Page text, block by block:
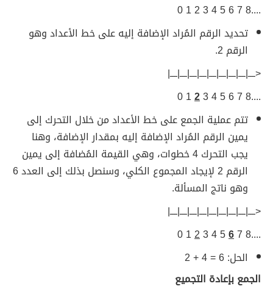
....8 7 6 5 4 3 2 1 0
تحديد الرقم المُراد الإضافة إليه على خط الأعداد وهو
الرقم 2.
<ــــ|ــــ|ــــ|ــــ|ــــ|ــــ|ــــ|ــــ|ــــ|
....8 7 6 5 4 3
2
تتم عملية الجمع على خط الأعداد من خلال التحرك إلى
يمين الرقم المُراد الإضافة إليه بمقدار الإضافة، وهنا
يجب التحرك 4 خطوات، وهي القيمة المُضافة إلى يمين
الرقم 2 لإيجاد المجموع الكلي، وسنصل بذلك إلى العدد 6
وهو ناتج المسألة.
<ــــ|ــــ|ــــ|ــــ|ــــ|ــــ|ــــ|ــــ|ــــ|
....8 7
6
2
الحل: 6 = 4 + 2
الجمع بإعادة التجميع